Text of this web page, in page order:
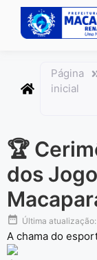
conteúdo
Página
inicial
🏆
dos
Última atualização:
A chama do